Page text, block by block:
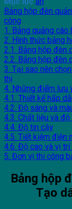
Bảng hộp đèn
công
1. Bảng quảng
2. Hình thức bảng
2.1. Bảng hộp đèn
2.2. Bảng hộp đèn
3. Tại sao nên
thị
4. Những điểm lưu
4.1. Thiết kế hấp
4.2. Độ sáng và
4.3. Chất liệu và độ
4.4. Độ tin cậy
4.5. Tiết kiệm điện
4.6. Độ cao và vị
5. Đơn vị thi công
Bảng hộp
Tạo